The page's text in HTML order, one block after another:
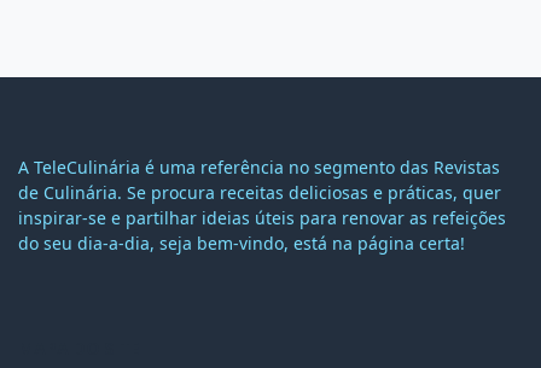
A TeleCulinária é uma referência no segmento das Revistas
de Culinária. Se procura receitas deliciosas e práticas, quer
inspirar-se e partilhar ideias úteis para renovar as refeições
do seu dia-a-dia, seja bem-vindo, está na página certa!